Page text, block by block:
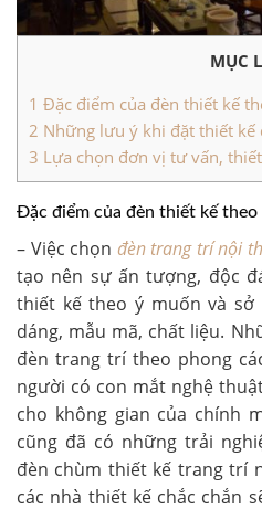
MỤC
1 Đặc điểm của đèn thiết kế
2 Những lưu ý khi đặt thiết kế
3 Lựa chọn đơn vị tư vấn,
Đặc điểm của đèn thiết kế theo
– Việc chọn đèn trang trí nội
tạo nên sự ấn tượng, độc
thiết kế theo ý muốn và sở
dáng, mẫu mã, chất liệu.
đèn trang trí theo phong
người có con mắt nghệ
cho không gian của chính
cũng đã có những trải
đèn chùm thiết kế trang trí
các nhà thiết kế chắc chắn